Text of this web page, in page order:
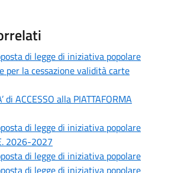
di legge di iniziativa popolare
per la cessazione validità carte
di ACCESSO alla PIATTAFORMA
di legge di iniziativa popolare
2026-2027
di legge di iniziativa popolare
di legge di iniziativa popolare